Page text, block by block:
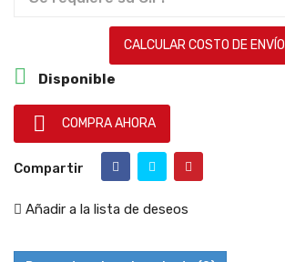
CALCULAR COSTO DE ENVÍO
 Disponible
 COMPRA AHORA
Compartir
Añadir a la lista de deseos